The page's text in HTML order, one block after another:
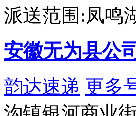
派送范围:凤鸣
安徽无为县公
韵达速递 更多